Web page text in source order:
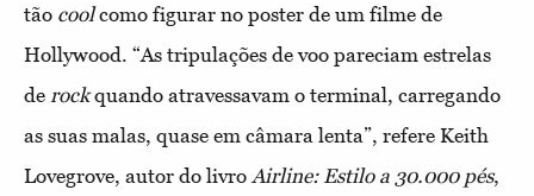
tão coolcomo figurar no poster de um filme de
Hollywood. “As tripulações de voo pareciam estrelas
de rockquando atravessavam o terminal, carregando
as suas malas, quase em câmara lenta”, refere Keith
Lovegrove, autor do livro Airline: Estilo a 30.000 pés,